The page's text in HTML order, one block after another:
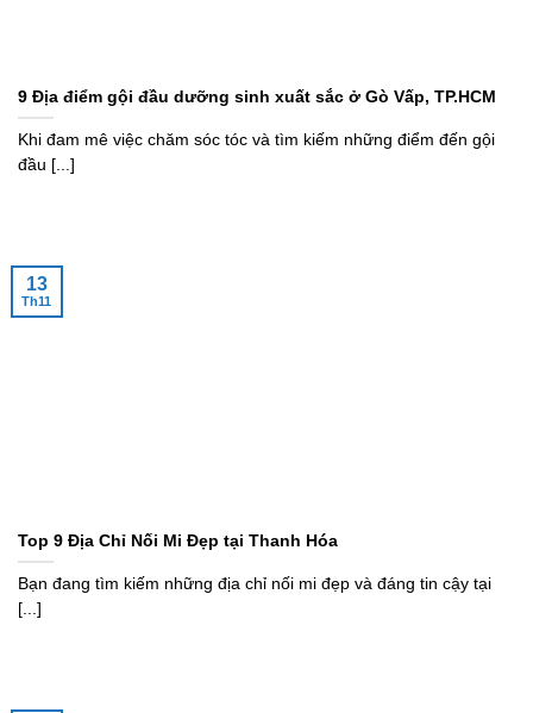
9 Địa điểm gội đầu dưỡng sinh xuất sắc ở Gò Vấp, TP.HCM
Khi đam mê việc chăm sóc tóc và tìm kiếm những điểm đến gội
đầu [...]
Top 9 Địa Chỉ Nối Mi Đẹp tại Thanh Hóa
Bạn đang tìm kiếm những địa chỉ nối mi đẹp và đáng tin cậy tại
[...]
13
Th11